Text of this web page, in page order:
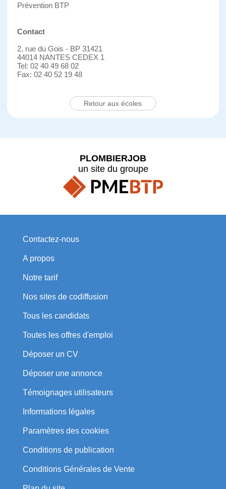
Prévention BTP
Contact
2, rue du Gois - BP 31421
44014 NANTES CEDEX 1
Tel: 02 40 49 68 02
Fax: 02 40 52 19 48
Retour aux écoles
PLOMBIERJOB
un site du groupe
Contactez-nous
A propos
Notre tarif
Nos sites de codiffusion
Tous les candidats
Toutes les offres d'emploi
Déposer un CV
Déposer une annonce
Témoignages utilisateurs
Informations légales
Paramètres des cookies
Conditions de publication
Conditions Générales de Vente